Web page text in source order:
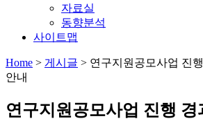
자료실
동향분석
사이트맵
Home > 게시글 > 연구지원공모사업 진
안내
연구지원공모사업 진행 경